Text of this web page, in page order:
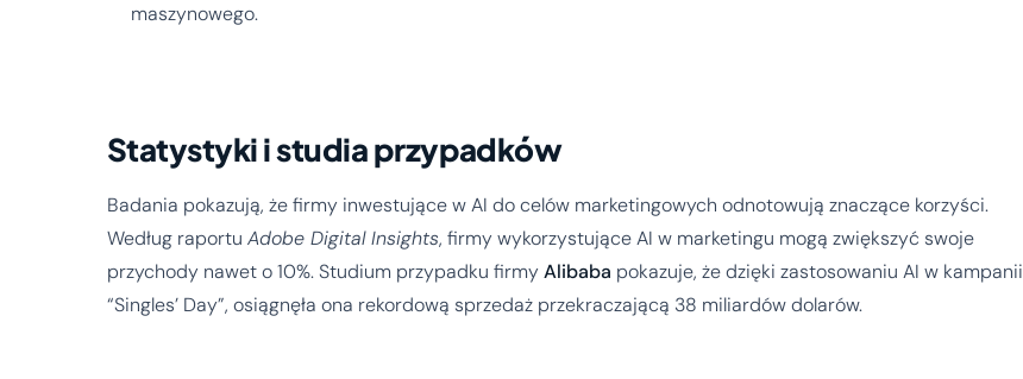
maszynowego.
Statystyki i studia przypadków
Badania pokazują, że firmy inwestujące w AI do celów marketingowych odnotowują znaczące korzyści.
Według raportu Adobe Digital Insights, firmy wykorzystujące AI w marketingu mogą zwiększyć swoje
przychody nawet o 10%. Studium przypadku firmyAlibaba pokazuje, że dzięki zastosowaniu AI w kampanii
“Singles’ Day”, osiągnęła ona rekordową sprzedaż przekraczającą 38 miliardów dolarów.